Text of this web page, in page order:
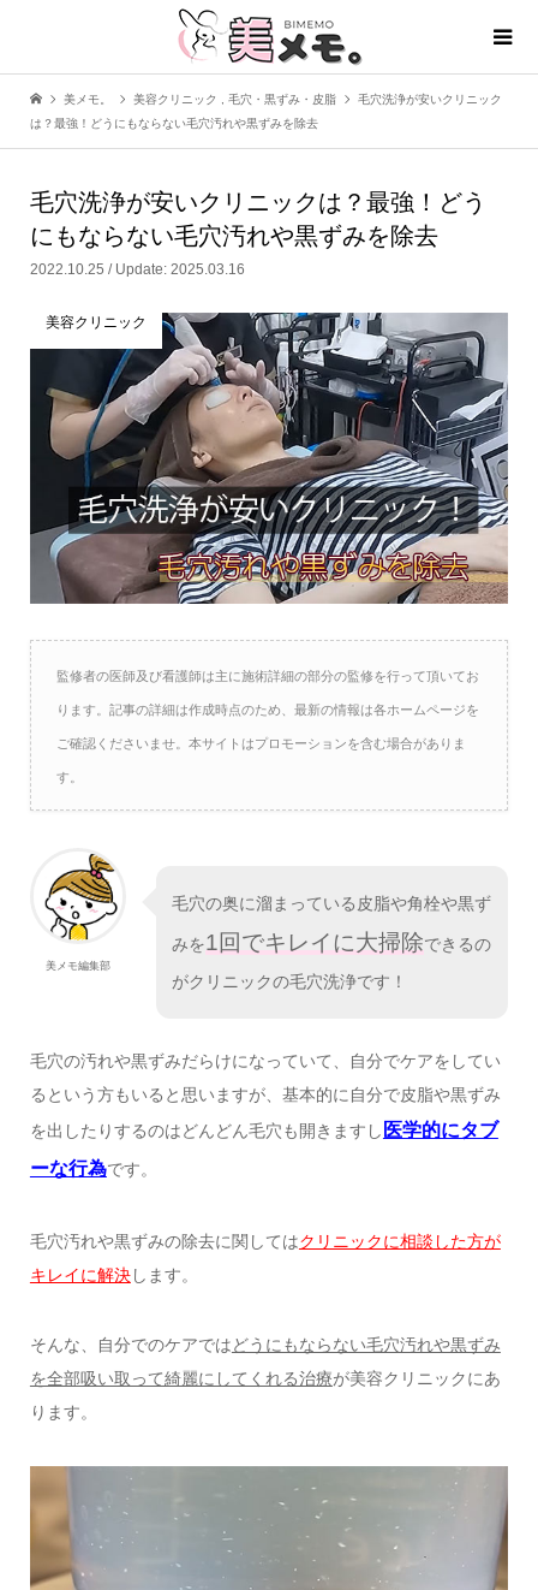
美メモ。 美容クリニック 毛穴・黒ずみ・皮脂
毛穴洗浄が安いクリニック
は？最強！どうにもならない毛穴汚れや黒ずみを除去
毛穴洗浄が安いクリニックは？最強！どう
にもならない毛穴汚れや黒ずみを除去
2022.10.25 / Update: 2025.03.16
美容クリニック
監修者の医師及び看護師は主に施術詳細の部分の監修を行って頂いてお
ります。記事の詳細は作成時点のため、最新の情報は各ホームページを
ご確認くださいませ。本サイトはプロモーションを含む場合がありま
す。
美メモ編集部
毛穴の奥に溜まっている皮脂や角栓や黒ず
みを1回でキレイに大掃除できるの
がクリニックの毛穴洗浄です！
毛穴の汚れや黒ずみだらけになっていて、自分でケアをしてい
るという方もいると思いますが、基本的に自分で皮脂や黒ずみ
を出したりするのはどんどん毛穴も開きますし 医学的にタブ
ーな行為です。
毛穴汚れや黒ずみの除去に関してはクリニックに相談した方が
キレイに解決します。
そんな、自分でのケアではどうにもならない毛穴汚れや黒ずみ
を全部吸い取って綺麗にしてくれる治療が美容クリニックにあ
ります。